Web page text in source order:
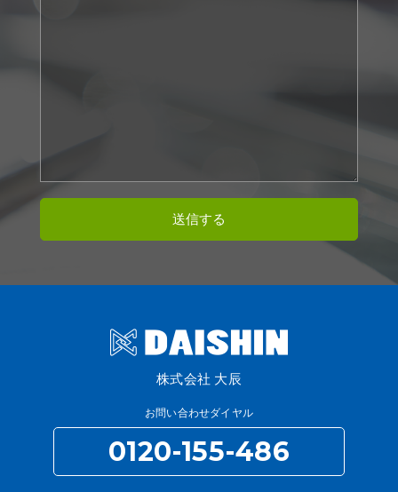
株式会社 大辰
お問い合わせダイヤル
0120-155-486